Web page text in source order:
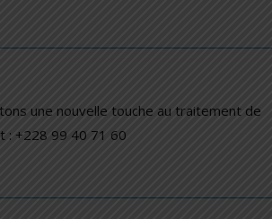
une nouvelle touche au traitement de
: +228 99 40 71 60